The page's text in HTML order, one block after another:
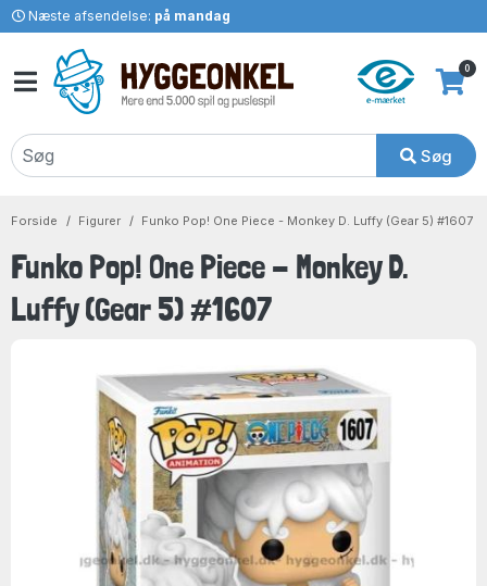
Næste afsendelse: på mandag
Søg
0
Forside Figurer Funko Pop! One Piece - Monkey D. Luffy (Gear 5) #1607
Funko Pop! One Piece - Monkey D.
Luffy (Gear 5) #1607